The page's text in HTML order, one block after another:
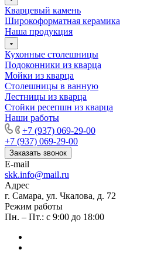
Кварцевый камень
Широкоформатная керамика
Наша продукция
Кухонные столешницы
Подоконники из кварца
Мойки из кварца
Столешницы в ванную
Лестницы из кварца
Стойки ресепшн из кварца
Наши работы
+7 (937) 069-29-00
+7 (937) 069-29-00
Заказать звонок
E-mail
skk.info@mail.ru
Адрес
г. Самара, ул. Чкалова, д. 72
Режим работы
Пн. – Пт.: с 9:00 до 18:00